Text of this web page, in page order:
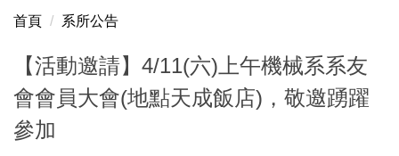
首頁 系所公告
【活動邀請】4/11(六)上午機械系系友
會會員大會(地點天成飯店)，敬邀踴躍
參加